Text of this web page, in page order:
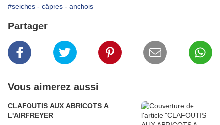
#seiches - câpres - anchois
Partager
Vous aimerez aussi
CLAFOUTIS AUX ABRICOTS A
L'AIRFREYER